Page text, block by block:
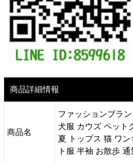
商品詳細情報
商品名
ファッションブラ
犬服 カウズ ペット
夏 トップス 猫 ワ
ト服 半袖 お散歩 通